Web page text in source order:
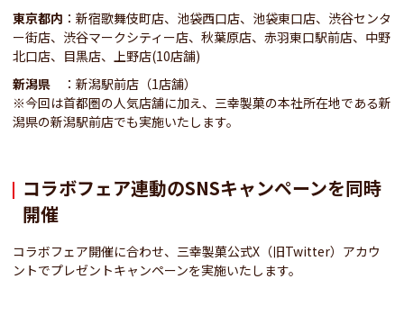
東京都内 ：新宿歌舞伎町店、池袋西口店、池袋東口店、渋谷センタ
ー街店、渋谷マークシティー店、秋葉原店、赤羽東口駅前店、中野
北口店、目黒店、上野店(10店舗)
新潟県
：新潟駅前店（1店舗）
※今回は首都圏の人気店舗に加え、三幸製菓の本社所在地である新
潟県の新潟駅前店でも実施いたします。
コラボフェア連動のSNSキャンペーンを同時
開催
コラボフェア開催に合わせ、三幸製菓公式X（旧Twitter）アカウ
ントでプレゼントキャンペーンを実施いたします。